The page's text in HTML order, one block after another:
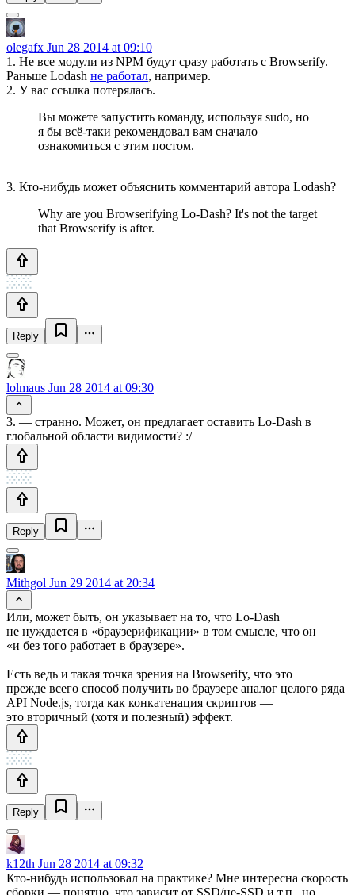
olegafx Jun 28 2014 at 09:10
1. Не все модули из NPM будут сразу работать с Browserify.
Раньше Lodash не работал, например.
2. У вас ссылка потерялась.
Вы можете запустить команду, используя sudo, но
я бы всё-таки рекомендовал вам сначало
ознакомиться с этим постом.
3. Кто-нибудь может объяснить комментарий автора Lodash?
Why are you Browserifying Lo-Dash? It's not the target
that Browserify is after.
Reply
lolmaus Jun 28 2014 at 09:30
3. — странно. Может, он предлагает оставить Lo-Dash в
глобальной области видимости? :/
Reply
Mithgol Jun 29 2014 at 20:34
Или, может быть, он указывает на то, что Lo-Dash
не нуждается в «браузерификации» в том смысле, что он
«и без того работает в браузере».
Есть ведь и такая точка зрения на Browserify, что это
прежде всего способ получить во браузере аналог целого ряда
API Node.js, тогда как конкатенация скриптов —
это вторичный (хотя и полезный) эффект.
Reply
k12th Jun 28 2014 at 09:32
Кто-нибудь использовал на практике? Мне интересна скорость
сборки — понятно, что зависит от SSD/не-SSD и т.п., но